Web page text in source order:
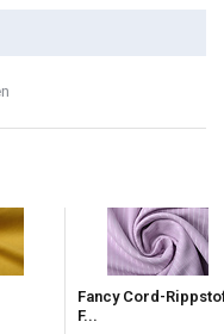
Fancy Cord-
F...